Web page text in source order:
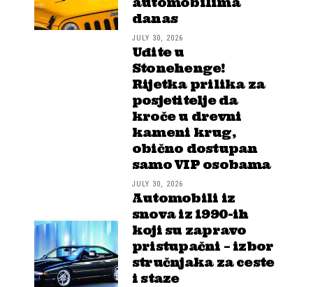
danas
JULY 30, 2026
Uđite u
Stonehenge!
Rijetka prilika za
posjetitelje da
kroče u drevni
kameni krug,
obično dostupan
samo VIP osobama
JULY 30, 2026
Automobili iz
snova iz 1990-ih
koji su zapravo
pristupačni – izbor
stručnjaka za ceste
i staze